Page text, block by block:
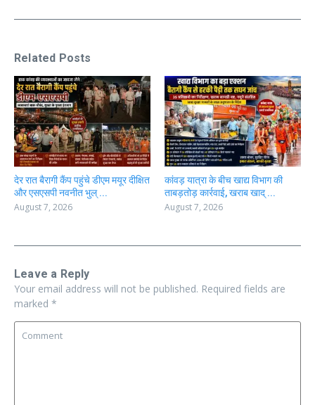
Related Posts
देर रात बैरागी कैंप पहुंचे डीएम मयूर दीक्षित
और एसएसपी नवनीत भुल् ...
August 7, 2026
कांवड़ यात्रा के बीच खाद्य विभाग की
ताबड़तोड़ कार्रवाई, खराब खाद् ...
August 7, 2026
Leave a Reply
Your email address will not be published. Required fields are
marked *